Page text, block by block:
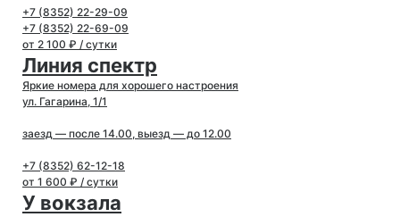
+7 (8352) 22-29-09
+7 (8352) 22-69-09
от 2 100 ₽ / сутки
Линия спектр
Яркие номера для хорошего настроения
ул. Гагарина, 1/1
заезд — после 14.00, выезд — до 12.00
+7 (8352) 62-12-18
от 1 600 ₽ / сутки
У вокзала